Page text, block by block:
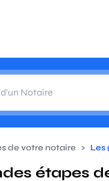
de votre notaire > Les
étapes